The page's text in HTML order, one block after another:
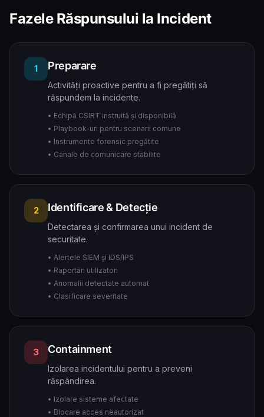
Fazele Răspunsului la Incident
1 Preparare
Activități proactive pentru a fi pregătiți să
răspundem la incidente.
• Echipă CSIRT instruită și disponibilă
• Playbook-uri pentru scenarii comune
• Instrumente forensic pregătite
• Canale de comunicare stabilite
2 Identificare & Detecție
Detectarea și confirmarea unui incident de
securitate.
• Alertele SIEM și IDS/IPS
• Raportări utilizatori
• Anomalii detectate automat
• Clasificare severitate
3 Containment
Izolarea incidentului pentru a preveni
răspândirea.
• Izolare sisteme afectate
• Blocare acces neautorizat